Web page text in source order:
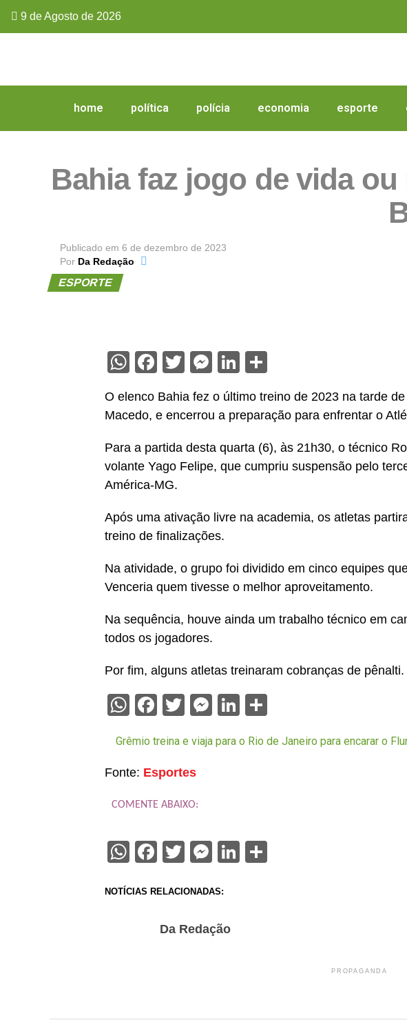
9 de Agosto de 2026
home política polícia economia esporte
Bahia faz jogo de vida
Publicado em 6 de dezembro de 2023
Por Da Redação
ESPORTE
WhatsApp
Facebook
Twitter
Messenger
LinkedIn
O elenco Bahia fez o último treino de 2023 na tarde
Macedo, e encerrou a preparação para enfrentar o
Para a partida desta quarta (6), às 21h30, o técnico
volante Yago Felipe, que cumpriu suspensão pelo
América-MG.
Após uma ativação livre na academia, os atletas
treino de finalizações.
Na atividade, o grupo foi dividido em cinco equipes
Venceria quem tivesse o melhor aproveitamento.
Na sequência, houve ainda um trabalho técnico em
todos os jogadores.
Por fim, alguns atletas treinaram cobranças de pênalti.
WhatsApp
Facebook
Twitter
Messenger
LinkedIn
Grêmio treina e viaja para o Rio de Janeiro para encarar o
Fonte: Esportes
COMENTE ABAIXO:
WhatsApp
Facebook
Twitter
Messenger
LinkedIn
NOTÍCIAS RELACIONADAS:
Da Redação
PROPAGANDA